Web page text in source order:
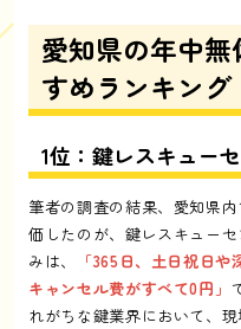
愛知県の年中
すめランキング
1位：鍵レスキュー
筆者の調査の結果、愛知県
価したのが、鍵レスキュー
みは、
「365日、土日祝日
キャンセル費がすべて0円」
れがちな鍵業界において、